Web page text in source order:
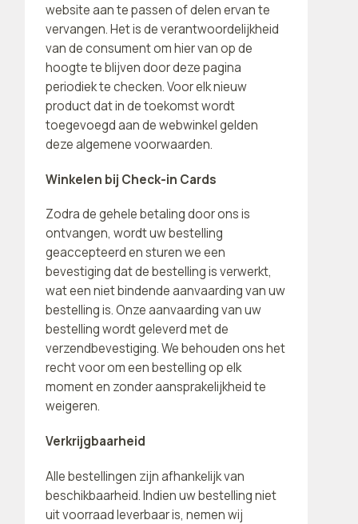
website aan te passen of delen ervan te
vervangen. Het is de verantwoordelijkheid
van de consument om hier van op de
hoogte te blijven door deze pagina
periodiek te checken. Voor elk nieuw
product dat in de toekomst wordt
toegevoegd aan de webwinkel gelden
deze algemene voorwaarden.
Winkelen bij Check-in Cards
Zodra de gehele betaling door ons is
ontvangen, wordt uw bestelling
geaccepteerd en sturen we een
bevestiging dat de bestelling is verwerkt,
wat een niet bindende aanvaarding van uw
bestelling is. Onze aanvaarding van uw
bestelling wordt geleverd met de
verzendbevestiging. We behouden ons het
recht voor om een ​​bestelling op elk
moment en zonder aansprakelijkheid te
weigeren.
Verkrijgbaarheid
Alle bestellingen zijn afhankelijk van
beschikbaarheid. Indien uw bestelling niet
uit voorraad leverbaar is, nemen wij